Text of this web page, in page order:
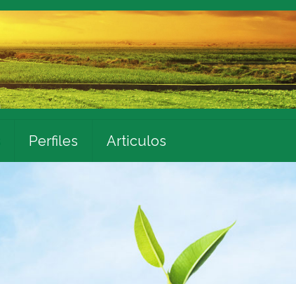
Perfiles Articulos